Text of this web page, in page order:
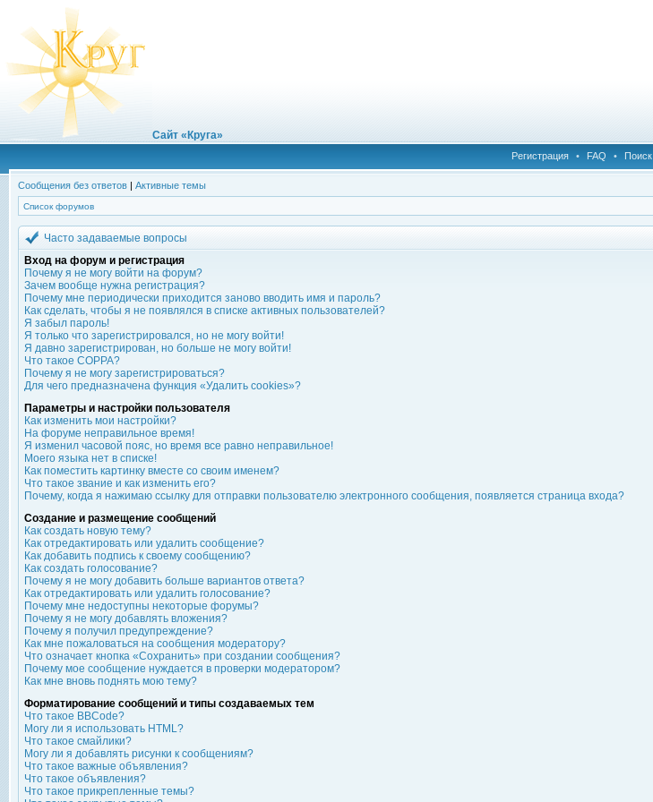
Сайт «Круга»
Регистрация • FAQ • Поиск
Сообщения без ответов | Активные темы
Список форумов
Часто задаваемые вопросы
Вход на форум и регистрация
Почему я не могу войти на форум?
Зачем вообще нужна регистрация?
Почему мне периодически приходится заново вводить имя и пароль?
Как сделать, чтобы я не появлялся в списке активных пользователей?
Я забыл пароль!
Я только что зарегистрировался, но не могу войти!
Я давно зарегистрирован, но больше не могу войти!
Что такое COPPA?
Почему я не могу зарегистрироваться?
Для чего предназначена функция «Удалить cookies»?
Параметры и настройки пользователя
Как изменить мои настройки?
На форуме неправильное время!
Я изменил часовой пояс, но время все равно неправильное!
Моего языка нет в списке!
Как поместить картинку вместе со своим именем?
Что такое звание и как изменить его?
Почему, когда я нажимаю ссылку для отправки пользователю электронного сообщения, появляется страница входа?
Создание и размещение сообщений
Как создать новую тему?
Как отредактировать или удалить сообщение?
Как добавить подпись к своему сообщению?
Как создать голосование?
Почему я не могу добавить больше вариантов ответа?
Как отредактировать или удалить голосование?
Почему мне недоступны некоторые форумы?
Почему я не могу добавлять вложения?
Почему я получил предупреждение?
Как мне пожаловаться на сообщения модератору?
Что означает кнопка «Сохранить» при создании сообщения?
Почему мое сообщение нуждается в проверки модератором?
Как мне вновь поднять мою тему?
Форматирование сообщений и типы создаваемых тем
Что такое BBCode?
Могу ли я использовать HTML?
Что такое смайлики?
Могу ли я добавлять рисунки к сообщениям?
Что такое важные объявления?
Что такое объявления?
Что такое прикрепленные темы?